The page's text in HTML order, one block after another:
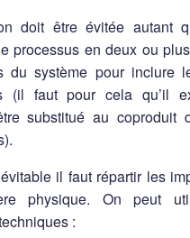
doit être évitée autant
processus en deux ou
du système pour inclure
(il faut pour cela qu’il
substitué au coproduit
il faut répartir les
physique. On peut
: